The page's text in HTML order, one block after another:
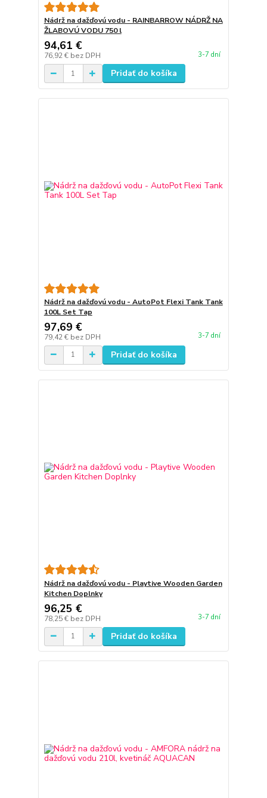
Nádrž na dažďovú vodu - RAINBARROW NÁDRŽ NA
ŽLABOVÚ VODU 750 l
94,61 €
76,92 € bez DPH 3-7 dní
Pridať do košíka
Nádrž na dažďovú vodu - AutoPot Flexi Tank Tank
100L Set Tap
97,69 €
79,42 € bez DPH 3-7 dní
Pridať do košíka
Nádrž na dažďovú vodu - Playtive Wooden Garden
Kitchen Doplnky
96,25 €
78,25 € bez DPH 3-7 dní
Pridať do košíka